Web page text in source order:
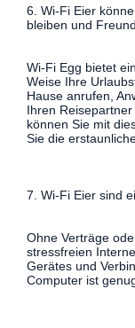
6. Wi-Fi Eier
bleiben und
Wi-Fi Egg bietet
Weise Ihre
Hause anrufen,
Ihren
können Sie mit
Sie die
7. Wi-Fi Eier sind
Ohne Verträge
stressfreien
Gerätes und
Computer ist